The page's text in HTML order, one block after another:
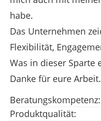
habe.
Das Unternehmen
Flexibilität,
Was in dieser Sparte
Danke für eure Arbeit.
Beratungskompetenz:
Produktqualität: